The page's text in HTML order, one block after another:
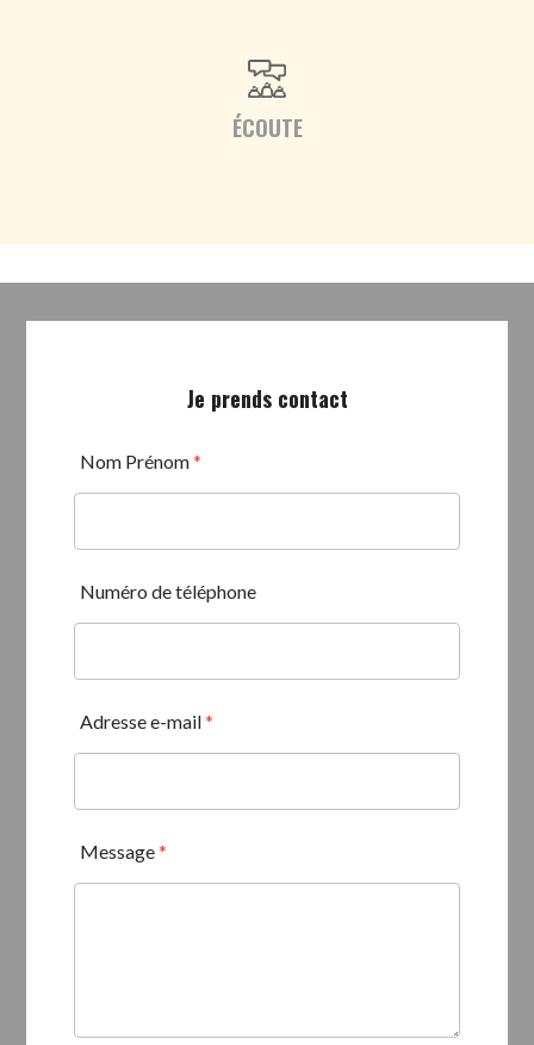
ÉCOUTE
Je prends contact
Nom Prénom*
Numéro de téléphone
Adresse e-mail*
Message*